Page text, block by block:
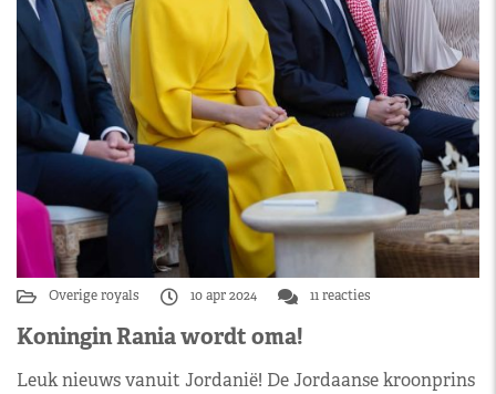
Overige royals 10 apr 2024 11 reacties
Koningin Rania wordt oma!
Leuk nieuws vanuit Jordanië! De Jordaanse kroonprins